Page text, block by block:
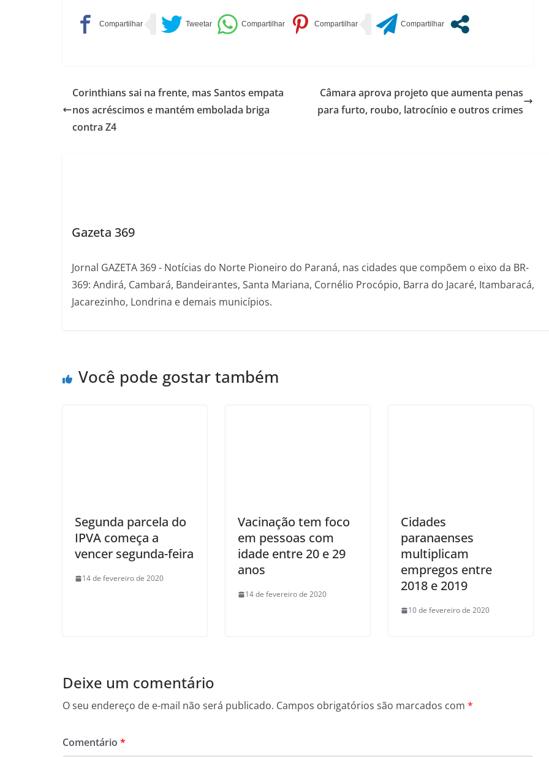
Corinthians sai na frente, mas Santos empata
nos acréscimos e mantém embolada briga
contra Z4
Câmara aprova projeto que aumenta penas
para furto, roubo, latrocínio e outros crimes
Gazeta 369
Jornal GAZETA 369 - Notícias do Norte Pioneiro do Paraná, nas cidades que compõem o eixo da BR-
369: Andirá, Cambará, Bandeirantes, Santa Mariana, Cornélio Procópio, Barra do Jacaré, Itambaracá,
Jacarezinho, Londrina e demais municípios.
Você pode gostar também
Segunda parcela do
IPVA começa a
vencer segunda-feira
14 de fevereiro de 2020
Vacinação tem foco
em pessoas com
idade entre 20 e 29
anos
14 de fevereiro de 2020
Cidades
paranaenses
multiplicam
empregos entre
2018 e 2019
10 de fevereiro de 2020
Deixe um comentário
O seu endereço de e-mail não será publicado. Campos obrigatórios são marcados com *
Comentário *